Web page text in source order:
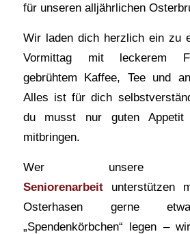
für unseren alljährlichen
Wir laden dich herzlich ein zu
Vormittag mit leckerem
gebrühtem Kaffee, Tee und
Alles ist für dich
du musst nur guten Appetit
mitbringen.
Wer
Seniorenarbeitunterstützen
Osterhasen gerne
„Spendenkörbchen“ legen –